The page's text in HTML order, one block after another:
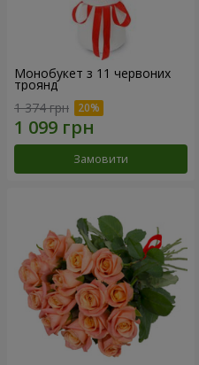
Монобукет з 11 червоних
троянд
1 374 грн
Замовити